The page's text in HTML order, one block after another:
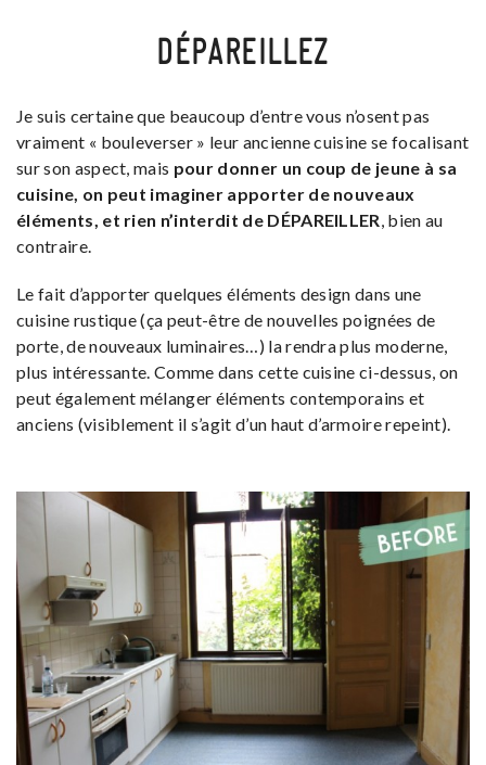
DÉPAREILLEZ
Je suis certaine que beaucoup d’entre vous n’osent pas
vraiment « bouleverser » leur ancienne cuisine se focalisant
sur son aspect, mais pour donner un coup de jeune à sa
cuisine, on peut imaginer apporter de nouveaux
éléments, et rien n’interdit de DÉPAREILLER, bien au
contraire.
Le fait d’apporter quelques éléments design dans une
cuisine rustique (ça peut-être de nouvelles poignées de
porte, de nouveaux luminaires…) la rendra plus moderne,
plus intéressante. Comme dans cette cuisine ci-dessus, on
peut également mélanger éléments contemporains et
anciens (visiblement il s’agit d’un haut d’armoire repeint).